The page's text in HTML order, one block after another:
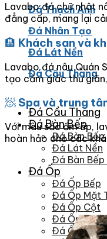
Đá Thạch Anh
Đá Nhân Tạo
Đá Lát Nền
Đá Cầu Thang
Đá Cầu Thang
Đá Bàn Bếp
Đá Bàn Bếp
Đá Lát Nền
Đá Bàn
Đá Ốp
Đá Ốp Bếp
Đá Ốp Mặt
Đá Ốp Cột
Đá Ốp Mộ
Đá Ốp
Lavabo đá chữ nhật
đẳng cấp, mang lại
🏨 Khách sạn và
Lavabo đá nâu Quán
tạo cảm giác thư
🧖 Spa và trung
Với màu sắc ấm áp,
hoàn hảo cho các